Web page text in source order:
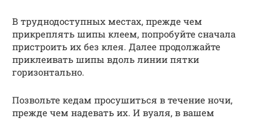
В труднодоступных местах, прежде чем
прикреплять шипы клеем, попробуйте сначала
пристроить их без клея. Далее продолжайте
приклеивать шипы вдоль линии пятки
горизонтально.
Позвольте кедам просушиться в течение ночи,
прежде чем надевать их. И вуаля, в вашем